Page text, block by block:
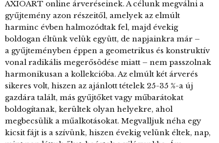
AXIOART online árveréseinek. A célunk megválni a
gyűjtemény azon részeitől, amelyek az elmúlt
harminc évben halmozódtak fel, majd évekig
boldogan éltünk velük együtt, de napjainkra már –
a gyűjteményben éppen a geometrikus és konstruktív
vonal radikális megerősödése miatt – nem passzolnak
harmonikusan a kollekcióba. Az elmúlt két árverés
sikeres volt, hiszen az ajánlott tételek 25-35 %-a új
gazdára talált, más gyűjtőket vagy műbarátokat
boldogítanak, kerültek olyan helyekre, ahol
megbecsülik a műalkotásokat. Megvalljuk néha egy
kicsit fájt is a szívünk, hiszen évekig velünk éltek, nap,